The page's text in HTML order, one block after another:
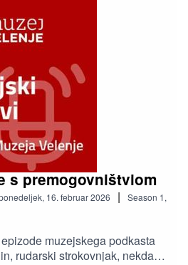
s premogovništviom
16. februar 2026 | Season 1,
muzejskega podkasta
rudarski strokovnjak, nekdanji